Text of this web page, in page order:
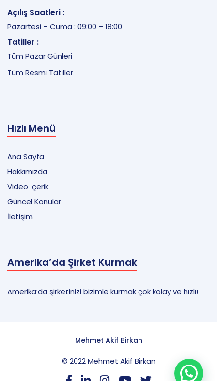
Açılış Saatleri :
Pazartesi – Cuma : 09:00 – 18:00
Tatiller :
Tüm Pazar Günleri
Tüm Resmi Tatiller
Hızlı Menü
Ana Sayfa
Hakkımızda
Video İçerik
Güncel Konular
İletişim
Amerika’da Şirket Kurmak
Amerika’da şirketinizi bizimle kurmak çok kolay ve hızlı!
Mehmet Akif Birkan
© 2022 Mehmet Akif Birkan